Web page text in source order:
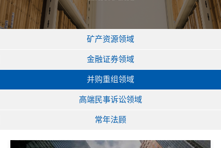
矿产资源领域
金融证券领域
并购重组领域
高端民事诉讼领域
常年法顾